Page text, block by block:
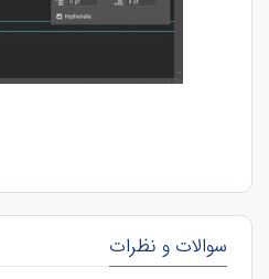
سوالات و نظرات